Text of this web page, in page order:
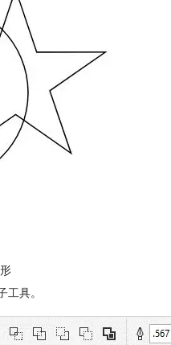
工具。